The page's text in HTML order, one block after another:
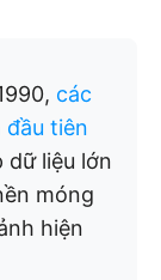
các
tiên
liệu lớn
móng
hiện